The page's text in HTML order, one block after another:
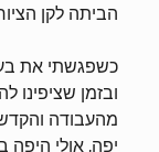
הביתה לקן
כשפגשתי את
ובזמן שציפינו
מהעבודה
יפה, אולי היפה